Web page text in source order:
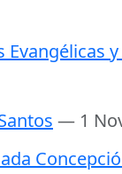
Evangélicas
— 1